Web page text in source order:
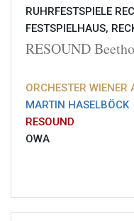
RUHRFESTSPIELE
FESTSPIELHAUS,
RESOUND
ORCHESTER WIENER
MARTIN HASELBÖCK
RESOUND
OWA